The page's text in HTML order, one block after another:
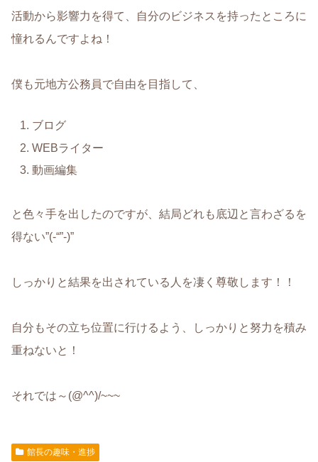
活動から影響力を得て、自分のビジネスを持ったところに
憧れるんですよね！
僕も元地方公務員で自由を目指して、
ブログ
WEBライター
動画編集
と色々手を出したのですが、結局どれも底辺と言わざるを
得ない”(-“”-)”
しっかりと結果を出されている人を凄く尊敬します！！
自分もその立ち位置に行けるよう、しっかりと努力を積み
重ねないと！
それでは～(@^^)/~~~
館長の趣味・進捗